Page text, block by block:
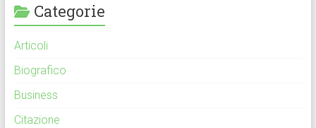
Categorie
Articoli
Biografico
Business
Citazione